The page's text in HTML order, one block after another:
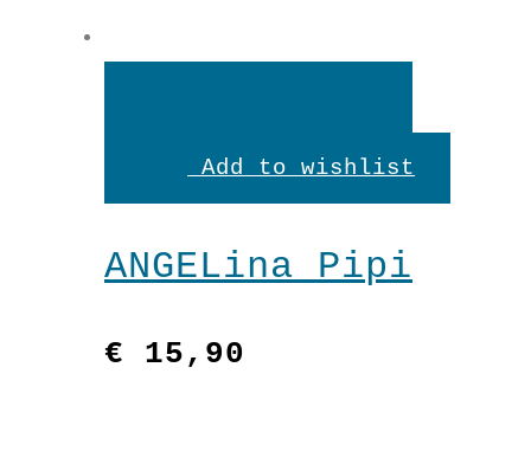
den
Add to wishlist
ANGELina Pipi
€ 15,90